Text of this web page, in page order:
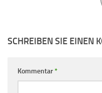
SCHREIBEN SIE EINEN
Kommentar*